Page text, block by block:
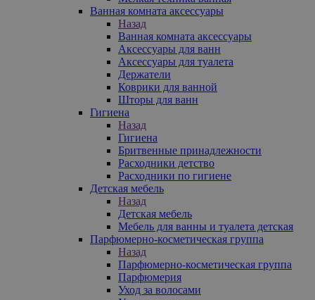
Ванная комната аксессуары
Назад
Ванная комната аксессуары
Аксессуары для ванн
Аксессуары для туалета
Держатели
Коврики для ванной
Шторы для ванн
Гигиена
Назад
Гигиена
Бритвенные принадлежности
Расходники детство
Расходники по гигиене
Детская мебель
Назад
Детская мебель
Мебель для ванны и туалета детская
Парфюмерно-косметическая группа
Назад
Парфюмерно-косметическая группа
Парфюмерия
Уход за волосами